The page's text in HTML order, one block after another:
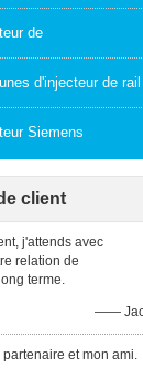
de
d'injecteur de rail
Siemens
client
j'attends avec
relation de
terme.
——
partenaire et mon ami.